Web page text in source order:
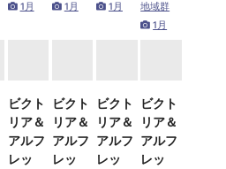
1月
1月
1月
地域群
1月
ビクト
リア＆
アルフ
レッ
ビクト
リア＆
アルフ
レッ
ビクト
リア＆
アルフ
レッ
ビクト
リア＆
アルフ
レッ